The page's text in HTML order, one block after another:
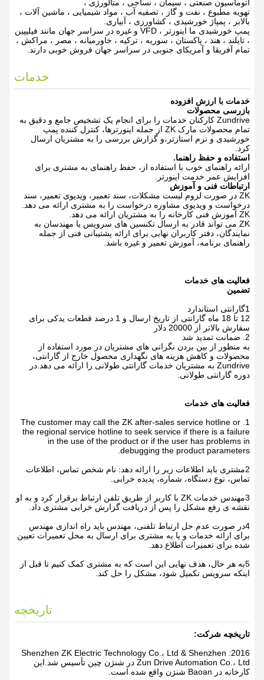
اتوماسیون صنعتی ، سیمان ، نساجی ، متالورژی ،
تهویه مطبوع ، نفت و گاز ، تصفیه آب ، مواد شیمیایی ، ماشین آلات ،
بالابر ، پمپاژ خورشیدی ، کشاورزی ، آبیاری.
پمپ خورشیدی ما اینورتر ، VFD و غیره در سراسر جهان مانند فیلیپین
، تایلند ، هند ، پاکستان ، سوریه ، ترکیه ، خاورمیانه ، مصر ، مراکش ،
تمام آفریقا و آمریکای جنوبی در سراسر جهان فروش خوبی دارند.
خدمات
خدمات با ارزش افزوده
بازرسی محصولات
Zundrive کارکنان خدمات را برای انجام یک تشخیص جامع و دقیق به
تمام محصولات مارک ZK از جمله اینورترها، کنترل کننده پمپ
خورشیدی و نرم استارتر،و گزارش بررسی را به مشتریان ارسال
کرد.
استفاده و حفظ راهنما.
ارائه راهنمای خوب با استفاده از، حفظ راهنمای به مشتری برای
افزایش عمر خدمت اینورتر.
ارتباطات فنی و آموزش
ZK در صورت لزوم لیست مشکلات، سند تعمیر، ویدیوی تعمیر، سند
درخواست و ویدیوی مشاوره درخواست را به مشتری ارائه می دهد.
ZK آموزش فنی کارخانه را به مشتریان ارائه می دهد.
ZK می تواند قادر به ارسال تکنسین های سرویس یا مهندسان به
نمایندگان، دفتر کاربران نهایی برای ارائه پشتیبانی فنی از جمله
راهنمای برنامه، آموزش تعمیر و غیره باشد.
فعالیت های خدمات
تضمین
1گارانتی استاندارد
12 تا 18 ماه گارانتی از تاریخ ارسال و 1 درصد قطعات یدکی برای
سفارش بالاتر از 20000 دلار
2. ضمانت تمدید شد
به منظور از بین بردن نگرانی های مشتریان در مورد استفاده از
محصولات و کاهش هزینه های نگهداری محصول خارج از گارانتی،
Zundrive به مشتریان خدمات گارانتی طولانی را ارائه می دهد.در
دوره گارانتی طولانی.
فعالیت های خدمات
1. The customer may call the ZK after-sales service hotline or
the regional service hotline to seek service if there is a failure
in the use of the product or if the user has problems in
debugging the product parameters.
2مشتری باید اطلاعات زیر را ارائه دهد: نام شخص تماس، اطلاعات
تماس، نوع دستگاه، شماره، پدیده خرابی.
3مهندس خدمات ZK با کاربر از طریق تلفن ارتباط برقرار کرد و به او
نقشه ی رفع مشکل را پس از دریافت گزارش خرابی مشتری داد.
4در صورت عدم حل ارتباط تلفنی، مهندس باید راه اندازی مهندس
برای ارائه خدمات و یا به مشتری برای ارسال به محل تعمیرات تعیین
شده برای تعمیرات اطلاع دهد.
5به هر حال، هدف نهایی این است که به مشتری کمک کنیم تا قبل از
اینکه سرویس تکمیل شود، مشکل را حل کند.
تاریخچه
تاریخچه شرکت:
2016: Shenzhen ZK Electric Technology Co.، Ltd & Shenzhen
Zun Drive Automation Co.، Ltd در شنژن چین تأسیس شد.این
کارخانه در Baoan شنژن واقع شده است.